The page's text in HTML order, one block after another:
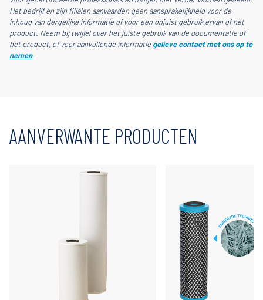
Het bedrijf en zijn filialen aanvaarden geen aansprakelijkheid voor de
inhoud van dergelijke informatie of voor een onjuist gebruik ervan of het
product. Neem bij twijfel over het juiste gebruik van de documentatie of
het product, of voor aanvullende informatie gelieve contact met ons op te
nemen.
AANVERWANTE PRODUCTEN